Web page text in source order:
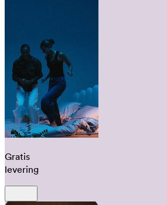
Gratis
levering